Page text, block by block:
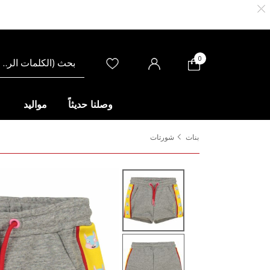
0
وصلنا حديثاً مواليد
بنات
شورتات